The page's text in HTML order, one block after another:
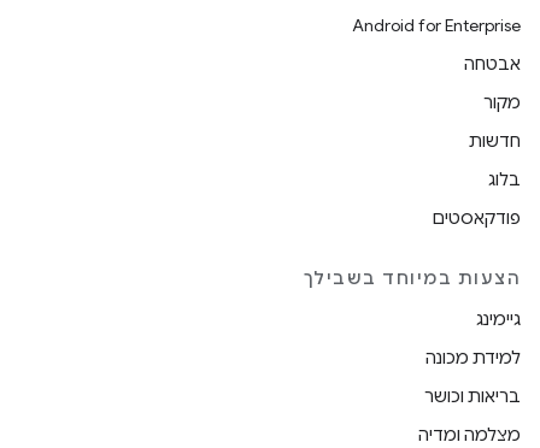
Android for Enterprise
אבטחה
מקור
חדשות
בלוג
פודקאסטים
הצעות במיוחד בשבילך
גיימינג
למידת מכונה
בריאות וכושר
מצלמה ומדיה